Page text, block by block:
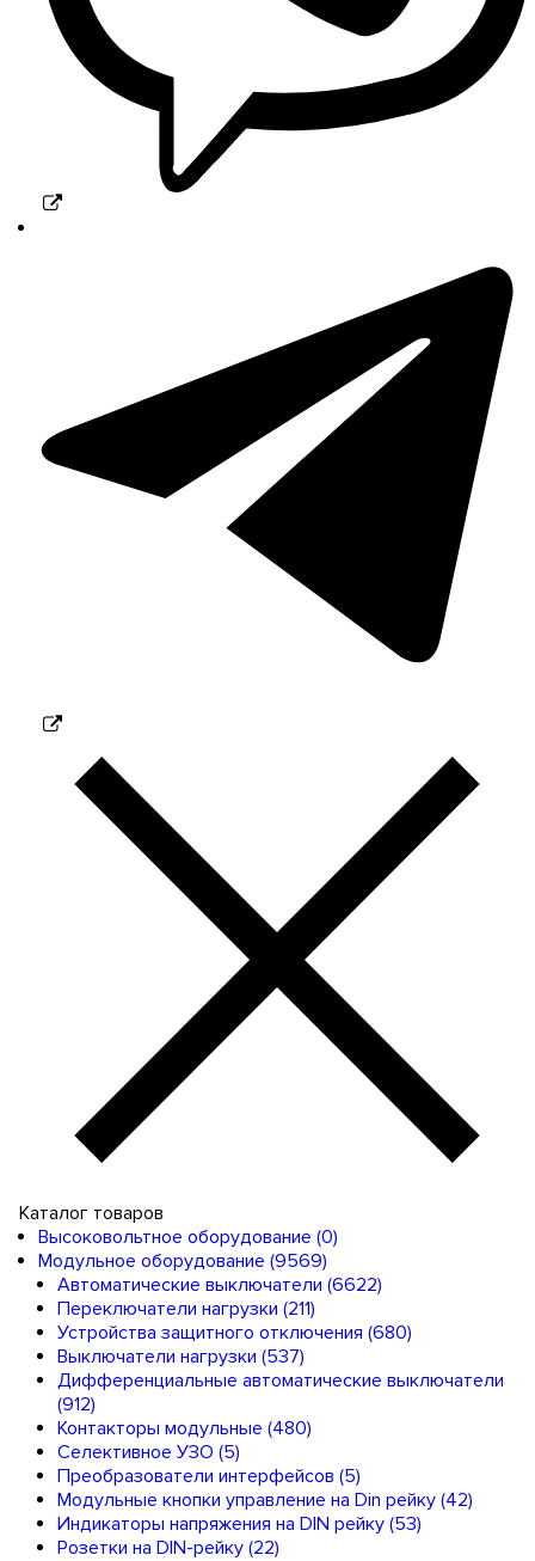
Каталог товаров
Высоковольтное оборудование (0)
Модульное оборудование (9569)
Автоматические выключатели (6622)
Переключатели нагрузки (211)
Устройства защитного отключения (680)
Выключатели нагрузки (537)
Дифференциальные автоматические выключатели
(912)
Контакторы модульные (480)
Селективное УЗО (5)
Преобразователи интерфейсов (5)
Модульные кнопки управление на Din рейку (42)
Индикаторы напряжения на DIN рейку (53)
Розетки на DIN-рейку (22)